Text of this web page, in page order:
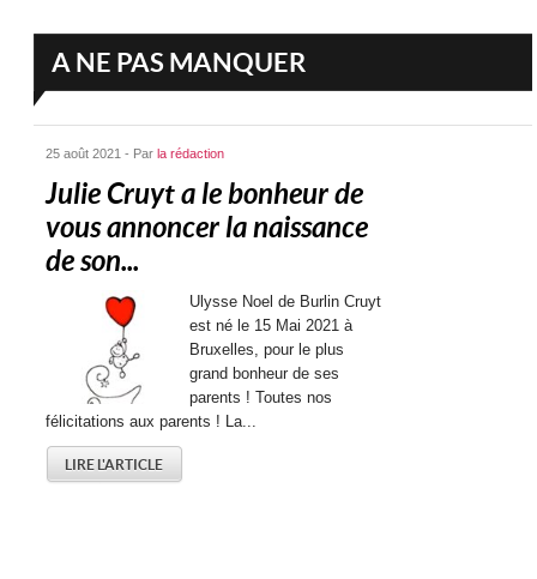
A NE PAS MANQUER
25 août 2021 - Parla rédaction
Julie Cruyt a le bonheur de
vous annoncer la naissance
de son...
Ulysse Noel de Burlin Cruyt
est né le 15 Mai 2021 à
Bruxelles, pour le plus
grand bonheur de ses
parents ! Toutes nos
félicitations aux parents ! La...
LIRE L'ARTICLE